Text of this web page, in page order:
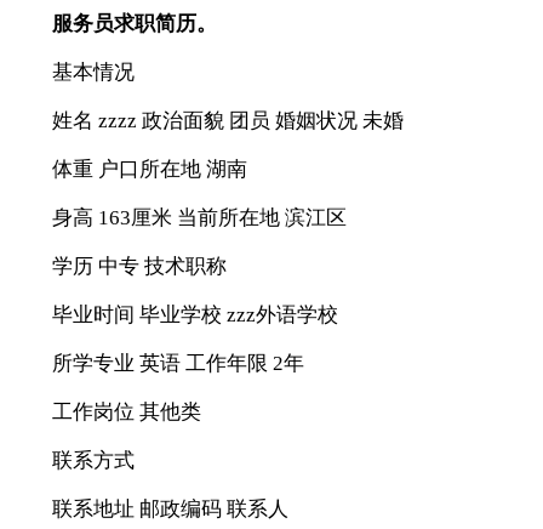
服务员求职简历。
基本情况
姓名 zzzz 政治面貌 团员 婚姻状况 未婚
体重 户口所在地 湖南
身高 163厘米 当前所在地 滨江区
学历 中专 技术职称
毕业时间 毕业学校 zzz外语学校
所学专业 英语 工作年限 2年
工作岗位 其他类
联系方式
联系地址 邮政编码 联系人